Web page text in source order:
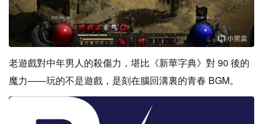
老遊戲對中年男人的殺傷力，堪比《新華字典》對 90 後的
魔力——玩的不是遊戲，是刻在腦回溝裏的青春 BGM。